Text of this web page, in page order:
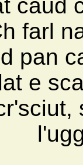
caud
farl
pan
e